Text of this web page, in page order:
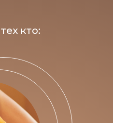
кто: